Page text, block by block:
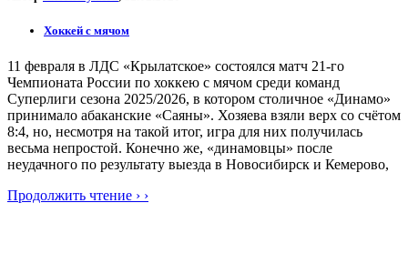
Хоккей с мячом
11 февраля в ЛДС «Крылатское» состоялся матч 21-го
Чемпионата России по хоккею с мячом среди команд
Суперлиги сезона 2025/2026, в котором столичное «Динамо»
принимало абаканские «Саяны». Хозяева взяли верх со счётом
8:4, но, несмотря на такой итог, игра для них получилась
весьма непростой. Конечно же, «динамовцы» после
неудачного по результату выезда в Новосибирск и Кемерово,
Продолжить чтение › ›